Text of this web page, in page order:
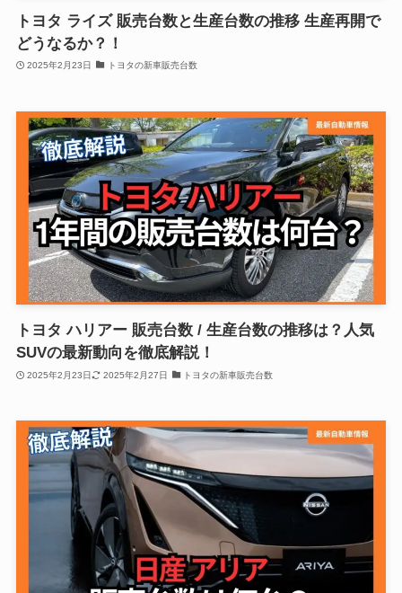
トヨタ ライズ 販売台数と生産台数の推移 生産再開で
どうなるか？！
2025年2月23日 トヨタの新車販売台数
トヨタ ハリアー 販売台数 / 生産台数の推移は？人気
SUVの最新動向を徹底解説！
2025年2月23日 2025年2月27日 トヨタの新車販売台数